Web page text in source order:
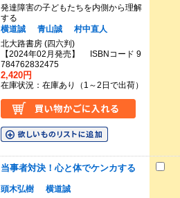
発達障害の子どもたちを内側から理解
する
横道誠
青山誠
村中直人
北大路書房 (四六判)
【2024年02月発売】 ISBNコード 9
784762832475
2,420円
在庫状況：在庫あり（1～2日で出荷）
当事者対決！心と体でケンカする
頭木弘樹
横道誠